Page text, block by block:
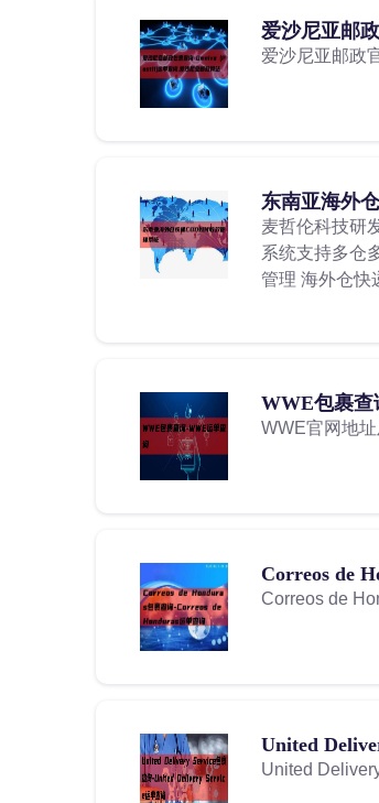
爱沙尼亚邮
爱沙尼亚邮政
东南亚海外
麦哲伦科技研
系统支持多仓
管理 海外仓快
WWE包裹查
WWE官网地
Correos de
Correos de
United
United